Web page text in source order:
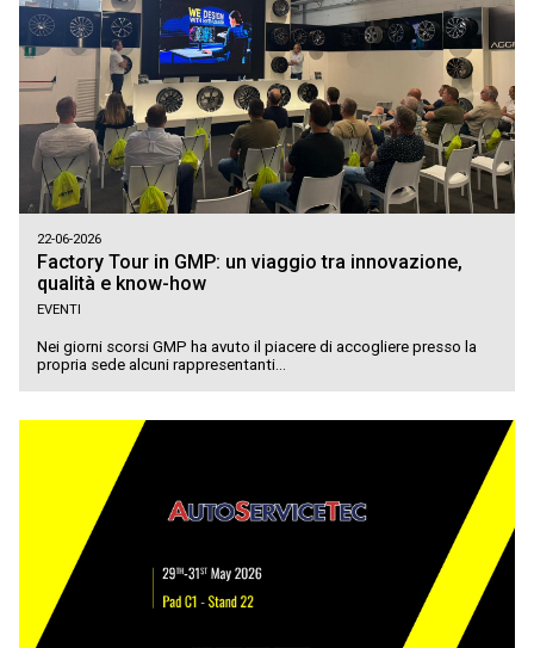
22-06-2026
Factory Tour in GMP: un viaggio tra innovazione,
qualità e know-how
EVENTI
Nei giorni scorsi GMP ha avuto il piacere di accogliere presso la
propria sede alcuni rappresentanti...